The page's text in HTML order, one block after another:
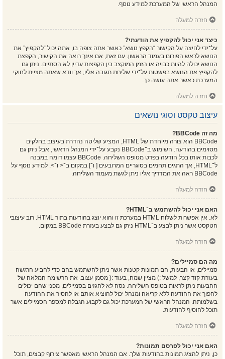
המנהל הראשי של המערכת למידע נוסף.
חזרה למעלה
כיצד אני יכול להקפיץ את הודעתי?
על־ידי לחיצה על הקישור “הקפץ נושא” כאשר אתה צופה בו, אתה יכול “להקפיץ” את
הנושא לראש הפורום בעמוד הראשון. עם זאת, אם אינך רואה את הקישור, הקפצת
הנושא יכולה להיות כבויה או הזמן המוקצב בין הקפצות עדיין לא הסתיים. ניתן גם
להקפיץ את הנושא בפשטות על־ידי שליחת תגובה אליו, אך וודא שאתה מציית לחוקי
המערכת כאשר אתה עושה כך.
חזרה למעלה
עיצוב טקסט וסוגי נושאים
מה זה BBCode?
BBCode הוא צורה מיוחדת של HTML, המציע שליטה נהדרת בעיצוב בחלקים
מסוימים בהודעה. השימוש ב־BBCode נקבע על־ידי המנהל הראשי, אבל ניתן גם
לכבות אותו בכל הודעה בפרט מטופס השליחה. BBCode עצמו דומה במבנה
ל־HTML, אך התגים תחמים בסוגריים המרובעים [ ו־] במקום ב־< ו־>. למידע נוסף על
BBCode ראה את המדריך אליו ניתן לגשת מעמוד השליחה.
חזרה למעלה
האם אני יכול להשתמש ב־HTML?
לא. אין אפשרות לשלוח HTML במערכת זו והוא יוצג בהודעות בתור HTML. רוב עיצובי
הטקסט אשר ניתן לבצע ב־HTML ניתן גם לבצע בעזרת BBCode במקום.
חזרה למעלה
מה הם סמיילים?
סמיילים, או הבעות, הם תמונות קטנות אשר ניתן להשתמש בהם כדי להביע הרגשה
בעזרת קוד קצר, למשל :) מציין שמח, בעוד :( מסמן עצוב. את הרשימה המלאה של
ההבעות ניתן לראות בטופס השליחה. נסה לא להגזים בסמיילים, מפני שהם יכולים
להפוך את ההודעה ללא קריאה ומנהל יכול להוציא אותם או להסיר את ההודעה
בשלמותה. המנהל הראשי של המערכת יכול גם לקבוע הגבלה למספר הסמיילים אשר
תוכל להוסיף להודעות.
חזרה למעלה
האם אני יכול לפרסם תמונות?
כן, ניתן להציג תמונות בהודעות שלך. אם המנהל הראשי מאפשר צירוף קבצים, תוכל